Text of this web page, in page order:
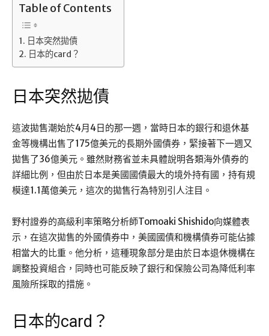
Table of Contents
日本突然拋債
日本的card？
日本突然拋債
這波拋售潮始於4月4日的那一週，當時日本的銀行和退休基
金等機構出售了175億美元的長期外國債券，緊接著下一週又
拋售了36億美元。雖然財務省並未具體說明各類海外債券的
詳細比例，但由於日本是美國國債最大的境外持有國，持有規
模達1.1萬億美元，這次的拋售行為特別引人注目。
野村證券的高級利率策略分析師Tomoaki Shishido向媒體表
示，在這次拋售的外國債券中，美國國債和機構債券可能佔據
相當大的比重。他分析，這種現象部分是由於日本退休機構在
調整投資組合，同時也可能反映了銀行和保險公司為降低利率
風險所採取的措施。
日本的card？